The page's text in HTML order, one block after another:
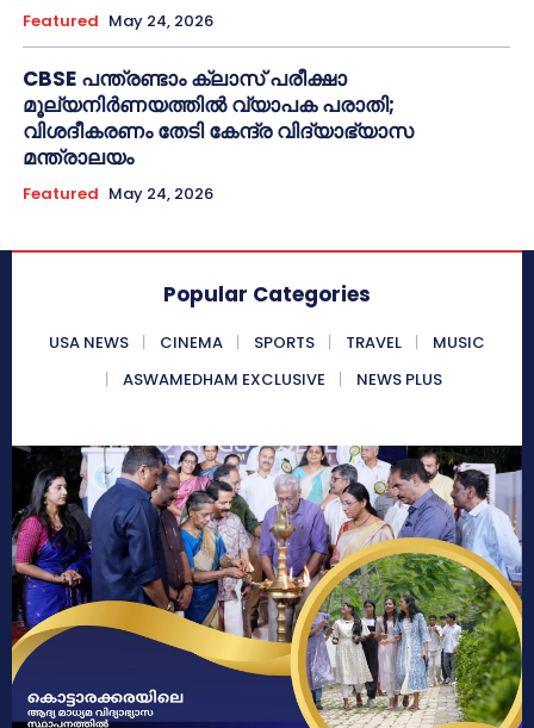
Featured May 24, 2026
CBSE പന്ത്രണ്ടാം ക്ലാസ് പരീക്ഷാ
മൂല്യനിർണയത്തിൽ വ്യാപക പരാതി;
വിശദീകരണം തേടി കേന്ദ്ര വിദ്യാഭ്യാസ
മന്ത്രാലയം
Featured May 24, 2026
Popular Categories
USA NEWS CINEMA SPORTS TRAVEL
MUSIC
ASWAMEDHAM EXCLUSIVE
NEWS PLUS